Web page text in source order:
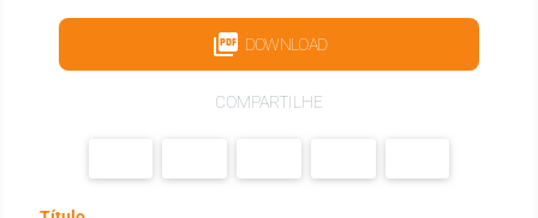
DOWNLOAD
COMPARTILHE